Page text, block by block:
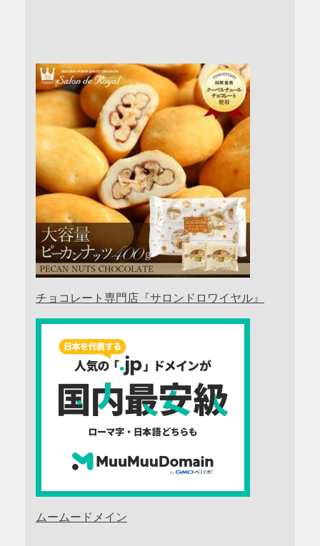
チョコレート専門店『サロンドロワイヤル』
ムームードメイン